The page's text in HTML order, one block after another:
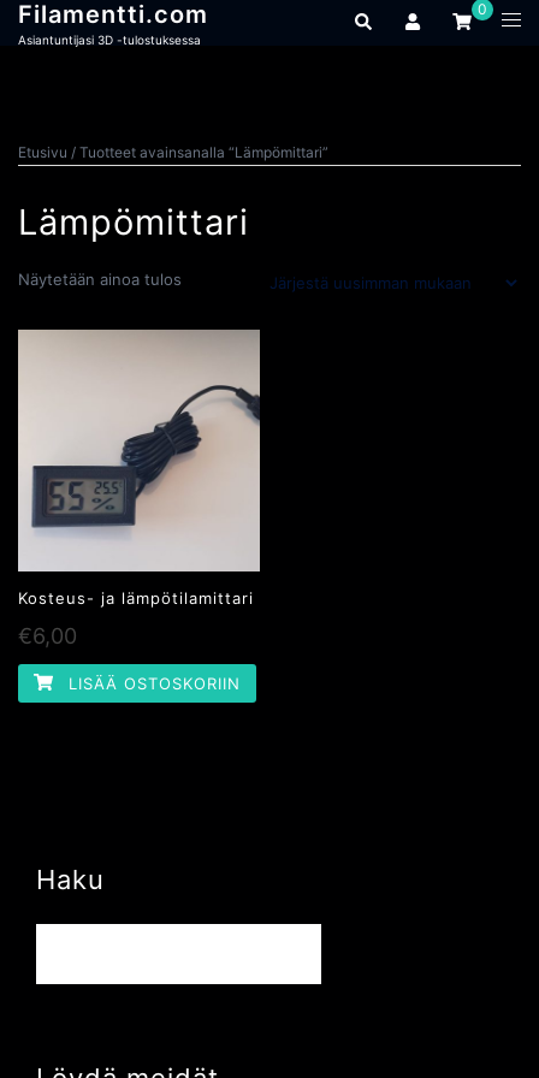
Skip
content
Filamentti.com
Asiantuntijasi 3D -tulostuksessa
Search
0
Etusivu / Tuotteet avainsanalla “Lämpömittari”
Lämpömittari
Näytetään ainoa tulos
Kosteus- ja lämpötilamittari
€6,00
LISÄÄ OSTOSKORIIN
Haku
Haku: